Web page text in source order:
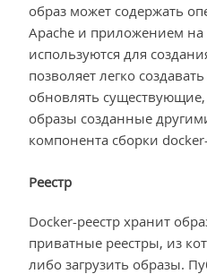
образ может содержать
Apache и приложением
используются для
позволяет легко
обновлять
образы созданные
компонента сборки
Реестр
Docker-реестр хранит
приватные реестры, из
либо загрузить образы.